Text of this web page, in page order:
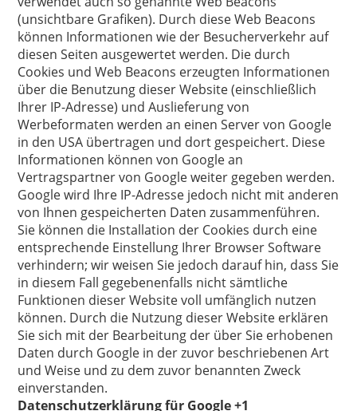
(unsichtbare Grafiken). Durch diese Web Beacons
können Informationen wie der Besucherverkehr auf
diesen Seiten ausgewertet werden. Die durch
Cookies und Web Beacons erzeugten Informationen
über die Benutzung dieser Website (einschließlich
Ihrer IP-Adresse) und Auslieferung von
Werbeformaten werden an einen Server von Google
in den USA übertragen und dort gespeichert. Diese
Informationen können von Google an
Vertragspartner von Google weiter gegeben werden.
Google wird Ihre IP-Adresse jedoch nicht mit anderen
von Ihnen gespeicherten Daten zusammenführen.
Sie können die Installation der Cookies durch eine
entsprechende Einstellung Ihrer Browser Software
verhindern; wir weisen Sie jedoch darauf hin, dass Sie
in diesem Fall gegebenenfalls nicht sämtliche
Funktionen dieser Website voll umfänglich nutzen
können. Durch die Nutzung dieser Website erklären
Sie sich mit der Bearbeitung der über Sie erhobenen
Daten durch Google in der zuvor beschriebenen Art
und Weise und zu dem zuvor benannten Zweck
einverstanden.
Datenschutzerklärung für Google +1